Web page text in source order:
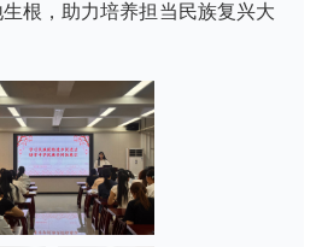
根，助力培养担当民族复兴大